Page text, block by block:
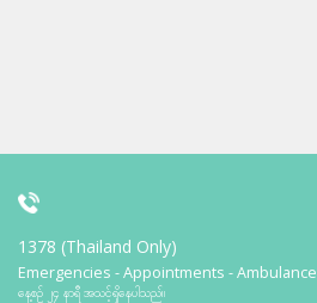
1378 (Thailand Only)
Emergencies - Appointments - Ambulance
နေ့စဉ် ၂၄ နာရီ အသင့်ရှိနေပါသည်။